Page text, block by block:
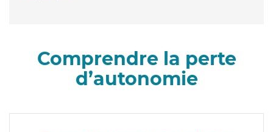
Comprendre la perte
d’autonomie